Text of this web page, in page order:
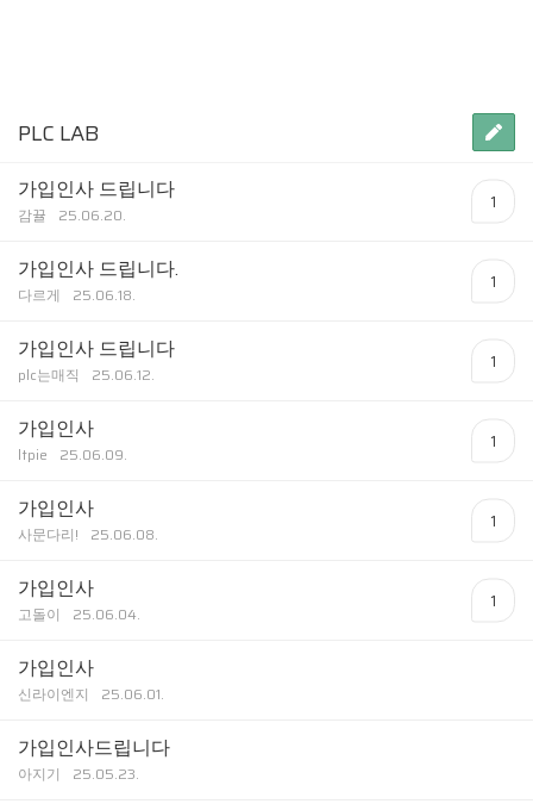
PLC LAB
가입인사 드립니다
감뀰 25.06.20.
1
가입인사 드립니다.
다르게 25.06.18.
1
가입인사 드립니다
plc는매직 25.06.12.
1
가입인사
ltpie 25.06.09.
1
가입인사
사문다리! 25.06.08.
1
가입인사
고돌이 25.06.04.
1
가입인사
신라이엔지 25.06.01.
가입인사드립니다
아지기 25.05.23.